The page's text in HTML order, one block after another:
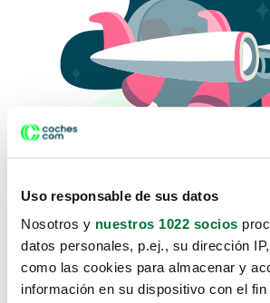
Uso responsable de sus datos
Nosotros y nuestros 1022 socios
datos personales, p.ej., su dirección
como las cookies para almacenar y
información en su dispositivo con el fin
Lo sentimos, no